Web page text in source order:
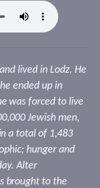
lived in Lodz. He
ended up in
was forced to live
Jewish men,
a total of 1,483
hunger and
Alter
brought to the